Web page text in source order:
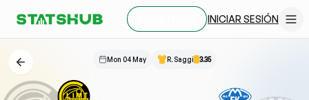
INICIAR SESIÓN
Mon 04 May R. Saggi 3.35